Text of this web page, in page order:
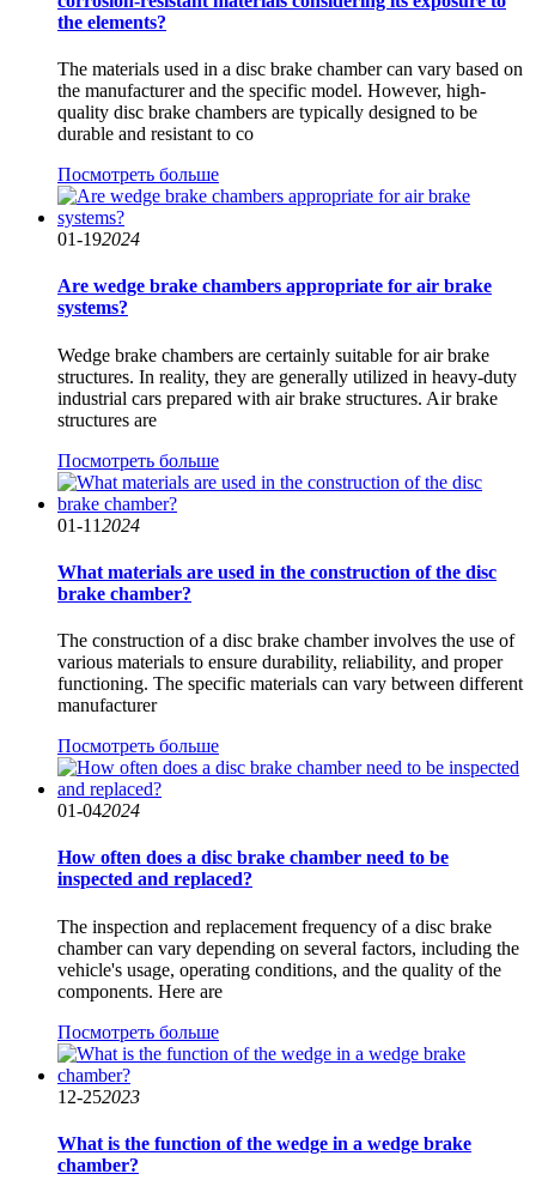
the elements?
The materials used in a disc brake chamber can vary based on
the manufacturer and the specific model. However, high-
quality disc brake chambers are typically designed to be
durable and resistant to co
Посмотреть больше
01-192024
Are wedge brake chambers appropriate for air brake
systems?
Wedge brake chambers are certainly suitable for air brake
structures. In reality, they are generally utilized in heavy-duty
industrial cars prepared with air brake structures. Air brake
structures are
Посмотреть больше
01-112024
What materials are used in the construction of the disc
brake chamber?
The construction of a disc brake chamber involves the use of
various materials to ensure durability, reliability, and proper
functioning. The specific materials can vary between different
manufacturer
Посмотреть больше
01-042024
How often does a disc brake chamber need to be
inspected and replaced?
The inspection and replacement frequency of a disc brake
chamber can vary depending on several factors, including the
vehicle's usage, operating conditions, and the quality of the
components. Here are
Посмотреть больше
12-252023
What is the function of the wedge in a wedge brake
chamber?